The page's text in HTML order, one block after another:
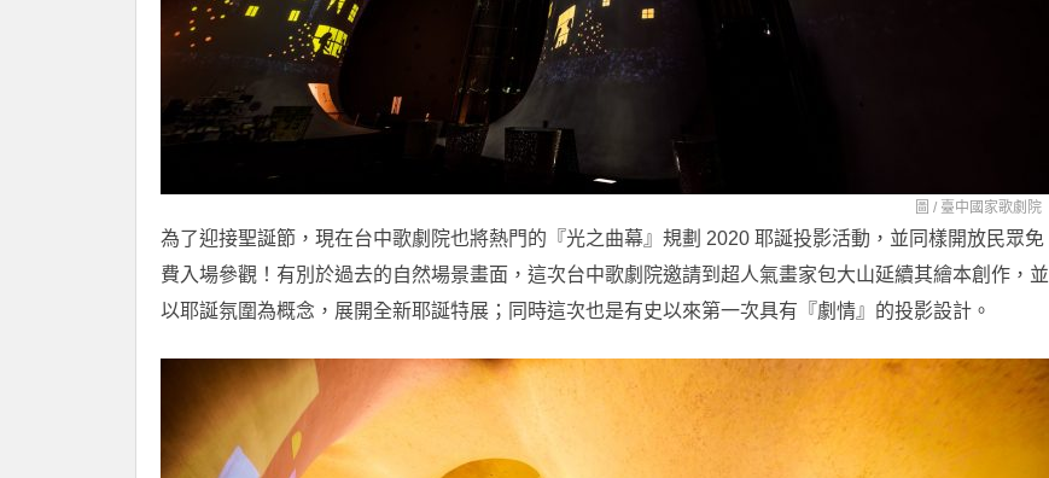
圖 / 臺中國家歌劇院
為了迎接聖誕節，現在台中歌劇院也將熱門的『光之曲幕』規劃 2020 耶誕投影活動，並同樣開放民眾免
費入場參觀！有別於過去的自然場景畫面，這次台中歌劇院邀請到超人氣畫家包大山延續其繪本創作，並
以耶誕氛圍為概念，展開全新耶誕特展；同時這次也是有史以來第一次具有『劇情』的投影設計。